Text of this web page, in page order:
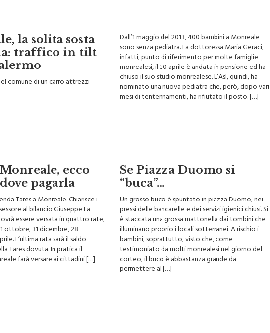
la solita sosta
traffico in tilt
comune di un carro attrezzi
Dall’1 maggio del 2013, 400 bambini a Monreale
sono senza pediatra. La dottoressa Maria Geraci,
infatti, punto di riferimento per molte famiglie
monrealesi, il 30 aprile è andata in pensione ed ha
chiuso il suo studio monrealese. L’Asl, quindi, ha
nominato una nuova pediatra che, però, dopo vari
mesi di tentennamenti, ha rifiutato il posto. […]
ecco
pagarla
Tares a Monreale. Chiarisce i
al bilancio Giuseppe La
essere versata in quattro rate,
ottobre, 31 dicembre, 28
L’ultima rata sarà il saldo
Tares dovuta. In pratica il
farà versare ai cittadini […]
Se Piazza Duomo si
“buca”…
Un grosso buco è spuntato in piazza Duomo, nei
pressi delle bancarelle e dei servizi igienici chiusi. Si
è staccata una grossa mattonella dai tombini che
illuminano proprio i locali sotterranei. A rischio i
bambini, soprattutto, visto che, come
testimoniato da molti monrealesi nel giorno del
corteo, il buco è abbastanza grande da
permettere al […]